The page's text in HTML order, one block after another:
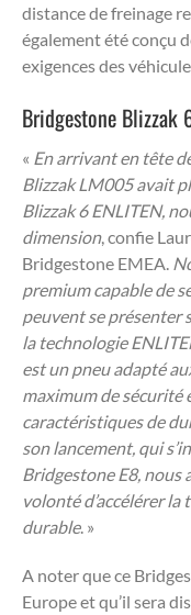
distance de freinage
également été conçu
exigences des
Bridgestone Blizzak
« En arrivant en tête
Blizzak LM005 avait
Blizzak 6 ENLITEN,
dimension, confie
Bridgestone EMEA.
premium capable de
peuvent se présenter
la technologie
est un pneu adapté
maximum de sécurité
caractéristiques de
son lancement, qui
Bridgestone E8, nous
volonté d’accélérer
durable. »
A noter que ce
Europe et qu’il sera